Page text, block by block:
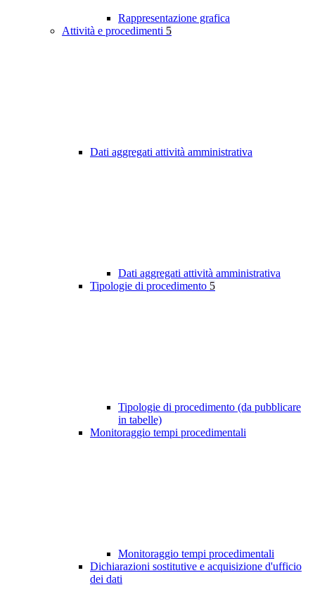
Rappresentazione grafica
Attività e procedimenti 5
Dati aggregati attività amministrativa
Dati aggregati attività amministrativa
Tipologie di procedimento 5
Tipologie di procedimento (da pubblicare
in tabelle)
Monitoraggio tempi procedimentali
Monitoraggio tempi procedimentali
Dichiarazioni sostitutive e acquisizione d'ufficio
dei dati